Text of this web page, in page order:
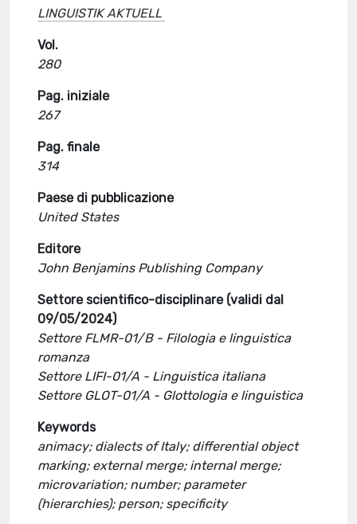
LINGUISTIK AKTUELL
Vol.
280
Pag. iniziale
267
Pag. finale
314
Paese di pubblicazione
United States
Editore
John Benjamins Publishing Company
Settore scientifico-disciplinare (validi dal
09/05/2024)
Settore FLMR-01/B - Filologia e linguistica
romanza
Settore LIFI-01/A - Linguistica italiana
Settore GLOT-01/A - Glottologia e linguistica
Keywords
animacy; dialects of Italy; differential object
marking; external merge; internal merge;
microvariation; number; parameter
(hierarchies); person; specificity